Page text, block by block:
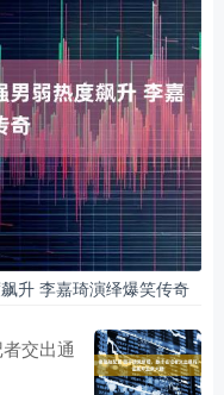
升 李嘉琦演绎爆笑传奇
交出通